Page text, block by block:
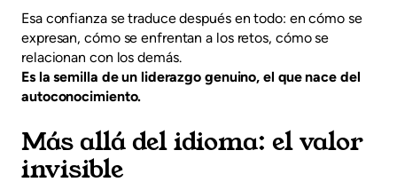
Esa confianza se traduce después en todo: en cómo se
expresan, cómo se enfrentan a los retos, cómo se
relacionan con los demás.
Es la semilla de un liderazgo genuino, el que nace del
autoconocimiento.
Más allá del idioma: el valor
invisible